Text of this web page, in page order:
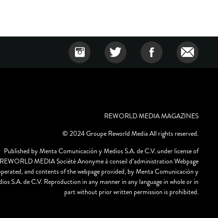
REWORLD MEDIA MAGAZINES
© 2024 Groupe Reworld Media All rights reserved.
Published by Menta Comunicación y Medios S.A. de C.V. under license of
REWORLD MEDIA Société Anonyme à conseil d’administration Webpage
and contents of the webpage provided, by Menta Comunicación y
S.A. de C.V. Reproduction in any manner in any language in whole or in
part without prior written permission is prohibited.